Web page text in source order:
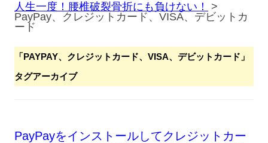
人生一度！腰椎破裂骨折にも負けない！
>
PayPay、クレジットカード、VISA、デビットカ
ード
「PAYPAY、クレジットカード、VISA、デビットカード 」
タグアーカイブ
PayPayをインストールしてクレジットカー